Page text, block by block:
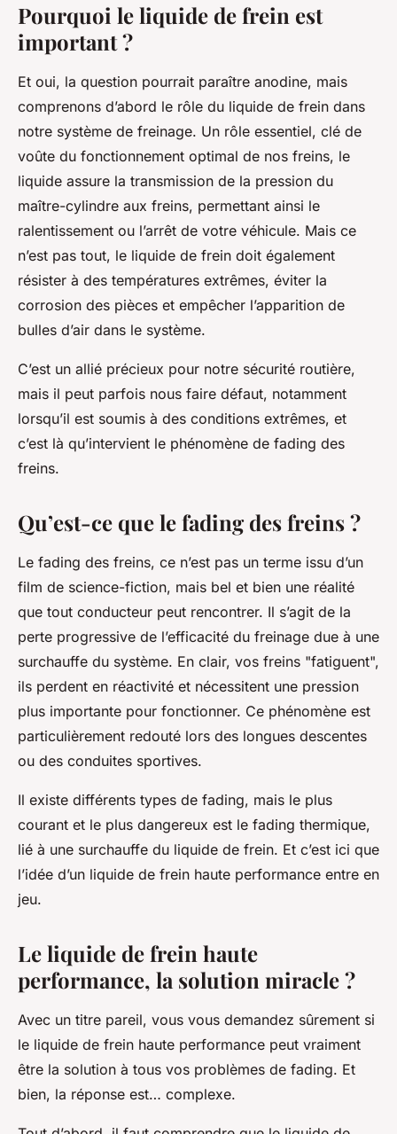
Pourquoi le liquide de frein est
important ?
Et oui, la question pourrait paraître anodine, mais
comprenons d’abord le rôle du liquide de frein dans
notre système de freinage. Un rôle essentiel, clé de
voûte du fonctionnement optimal de nos freins, le
liquide assure la transmission de la pression du
maître-cylindre aux freins, permettant ainsi le
ralentissement ou l’arrêt de votre véhicule. Mais ce
n’est pas tout, le liquide de frein doit également
résister à des températures extrêmes, éviter la
corrosion des pièces et empêcher l’apparition de
bulles d’air dans le système.
C’est un allié précieux pour notre sécurité routière,
mais il peut parfois nous faire défaut, notamment
lorsqu’il est soumis à des conditions extrêmes, et
c’est là qu’intervient le phénomène de fading des
freins.
Qu’est-ce que le fading des freins ?
Le fading des freins, ce n’est pas un terme issu d’un
film de science-fiction, mais bel et bien une réalité
que tout conducteur peut rencontrer. Il s’agit de la
perte progressive de l’efficacité du freinage due à une
surchauffe du système. En clair, vos freins "fatiguent",
ils perdent en réactivité et nécessitent une pression
plus importante pour fonctionner. Ce phénomène est
particulièrement redouté lors des longues descentes
ou des conduites sportives.
Il existe différents types de fading, mais le plus
courant et le plus dangereux est le fading thermique,
lié à une surchauffe du liquide de frein. Et c’est ici que
l’idée d’un liquide de frein haute performance entre en
jeu.
Le liquide de frein haute
performance, la solution miracle ?
Avec un titre pareil, vous vous demandez sûrement si
le liquide de frein haute performance peut vraiment
être la solution à tous vos problèmes de fading. Et
bien, la réponse est… complexe.